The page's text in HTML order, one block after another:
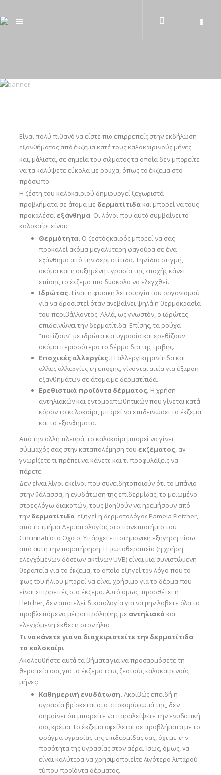
Είναι πολύ πιθανό να είστε πιο επιρρεπείς στην εκδήλωση
εξανθήματος από έκζεμα κατά τους καλοκαιρινούς μήνες
και, μάλιστα, σε σημεία του σώματος τα οποία δεν μπορείτε
να τα καλύψετε εύκολα με ρούχα, όπως το έκζεμα στο
πρόσωπο.
Η ζέστη του καλοκαιριού δημιουργεί ξεχωριστά
προβλήματα σε άτομα με δερματίτιδακαι μπορεί να τους
προκαλέσειεξάνθημα. Οι λόγοι που αυτό συμβαίνει το
καλοκαίρι είναι:
Θερμότητα. Ο ζεστός καιρός μπορεί να σας
προκαλεί ακόμα μεγαλύτερη φαγούρα σε ένα
εξάνθημα από την δερματίτιδα. Την ίδια στιγμή,
ακόμα και η αυξημένη υγρασία της εποχής κάνει
επίσης το έκζεμα πιο δύσκολο να ελεγχθεί.
Ιδρώτας. Είναι η φυσική λειτουργία του οργανισμού
για να δροσιστεί όταν ανεβαίνει ψηλά η θερμοκρασία
του περιβάλλοντος. Αλλά, ως γνωστόν, ο ιδρώτας
επιδεινώνει την δερματίτιδα. Επίσης, τα ρούχα
“ποτίζουν” με ιδρώτα και υγρασία και ερεθίζουν
ακόμα περισσότερο το δέρμα δια της τριβής.
Εποχικές αλλεργίες. Η αλλεργική ρινίτιδα και
άλλες αλλεργίες τη εποχής, γίνονται αιτία για έξαρση
εξανθημάτων σε άτομα με δερματίτιδα.
Ερεθιστικά προϊόντα δέρματος. Η χρήση
αντηλιακών και εντομοαπωθητικών που γίνεται κατά
κόρον το καλοκαίρι, μπορεί να επιδεινώσει το έκζεμα
και τα εξανθήματα.
Από την άλλη πλευρά, το καλοκαίρι μπορεί να γίνει
σύμμαχός σας στην καταπολέμηση του εκζέματος, αν
γνωρίζετε τι πρέπει να κάνετε και τι προφυλάξεις να
πάρετε.
Δεν είναι λίγοι εκείνοι που συνειδητοποιούν ότι το μπάνιο
στην θάλασσα, η ενυδάτωση της επιδερμίδας, το μειωμένο
στρες λόγω διακοπών, τους βοηθούν να ηρεμήσουν από
την δερματίτιδα, εξηγεί η δερματολόγος Pamela Fletcher,
από το τμήμα Δερματολογίας στο πανεπιστήμιο του
Cincinnati στο Οχάιο. Υπάρχει επιστημονική εξήγηση πίσω
από αυτή την παρατήρηση. Η φωτοθεραπεία (η χρήση
ελεγχόμενων δόσεων ακτίνων UVB) είναι μια συνιστώμενη
θεραπεία για το έκζεμα, το οποίο εξηγεί τον λόγο που το
φως του ήλιου μπορεί να είναι χρήσιμο για το δέρμα που
είναι επιρρεπές στο έκζεμα. Αυτό όμως, προσθέτει η
Fletcher, δεν αποτελεί δικαιολογία για να μην λάβετε όλα τα
προβλεπόμενα μέτρα πρόληψης με αντηλιακό και
ελεγχόμενη έκθεση στον ήλιο.
Τι να κάνετε για να διαχειριστείτε την δερματίτιδα
το καλοκαίρι
Ακολουθήστε αυτά τα βήματα για να προσαρμόσετε τη
θεραπεία σας για το έκζεμα τους ζεστούς καλοκαιρινούς
μήνες:
Καθημερινή ενυδάτωση. Ακριβώς επειδή η
υγρασία βρίσκεται στο αποκορύφωμά της, δεν
σημαίνει ότι μπορείτε να παραλείψετε την ενυδατική
σας κρέμα. Το έκζεμα οφείλεται σε προβλήματα με το
φράγμα υγρασίας της επιδερμίδας σας, όχι με την
ποσότητα της υγρασίας στον αέρα. Ίσως, όμως, να
είναι καλύτερα να χρησιμοποιείτε λιγότερο λιπαρού
τύπου προϊόντα δέρματος.